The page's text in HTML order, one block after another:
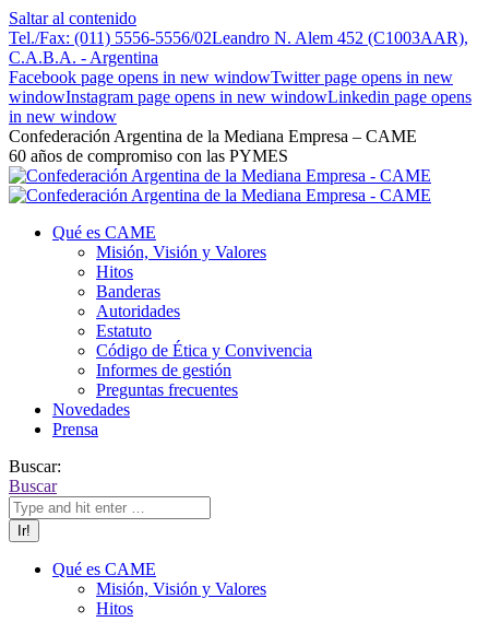
Saltar al contenido
Tel./Fax: (011) 5556-5556/02Leandro N. Alem 452 (C1003AAR),
C.A.B.A. - Argentina
Facebook page opens in new windowTwitter page opens in new
windowInstagram page opens in new windowLinkedin page opens
in new window
Confederación Argentina de la Mediana Empresa – CAME
60 años de compromiso con las PYMES
Qué es CAME
Misión, Visión y Valores
Hitos
Banderas
Autoridades
Estatuto
Código de Ética y Convivencia
Informes de gestión
Preguntas frecuentes
Novedades
Prensa
Buscar:
Buscar
Qué es CAME
Misión, Visión y Valores
Hitos